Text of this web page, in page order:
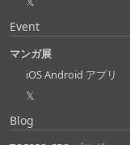
Event
マンガ展
iOS Android アプリ
𝕏
Blog